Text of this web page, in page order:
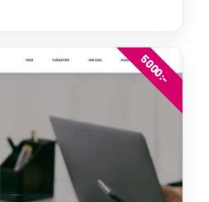
5000:-